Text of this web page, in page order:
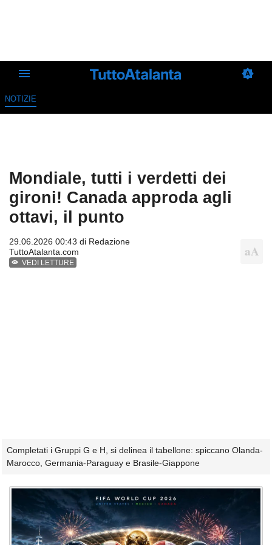
NOTIZIE
Mondiale, tutti i verdetti dei
gironi! Canada approda agli
ottavi, il punto
29.06.2026 00:43 di Redazione
TuttoAtalanta.com
VEDI LETTURE
Completati i Gruppi G e H, si delinea il tabellone: spiccano Olanda-
Marocco, Germania-Paraguay e Brasile-Giappone